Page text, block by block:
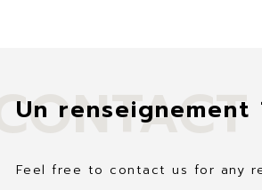
Un renseignement
Feel free to contact us for any